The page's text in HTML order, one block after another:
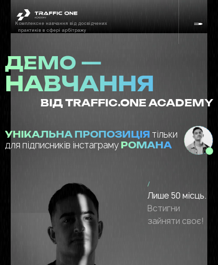
Комплексне навчання від досвідчених
практиків в сфері арбітражу
ДЕМО —
НАВЧАННЯ
ВІД TRAFFIC.ONE ACADEMY
УНІКАЛЬНА ПРОПОЗИЦІЯ тільки
для підписників інстаграму РОМАНА
/
Лише 50 місць.
Встигни
зайняти своє!